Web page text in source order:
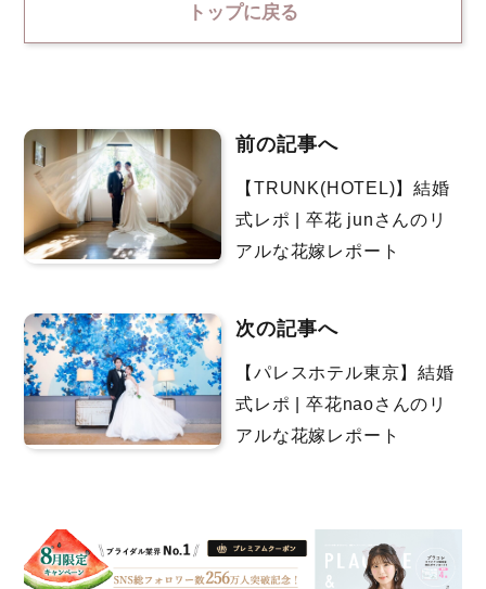
トップに戻る
前の記事へ
【TRUNK(HOTEL)】結婚
式レポ | 卒花 junさんのリ
アルな花嫁レポート
次の記事へ
【パレスホテル東京】結婚
式レポ | 卒花naoさんのリ
アルな花嫁レポート